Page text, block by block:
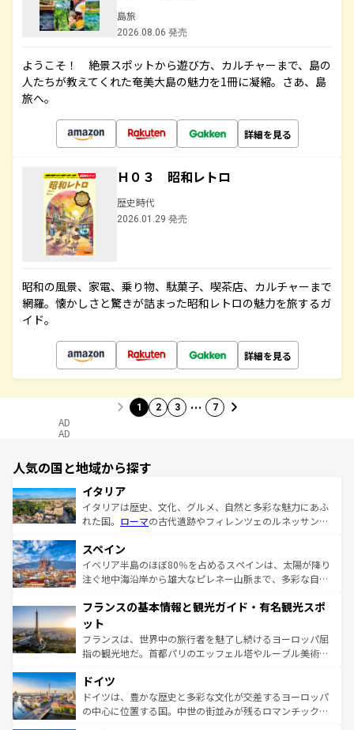
島旅
2026.08.06 発売
ようこそ！ 絶景スポットから遊び方、カルチャーまで、島の
人たちが教えてくれた奄美大島の魅力を1冊に凝縮。さあ、島
旅へ。
詳細を見る
Ｈ０３ 昭和レトロ
歴史時代
2026.01.29 発売
昭和の風景、家電、乗り物、駄菓子、喫茶店、カルチャーまで
網羅。懐かしさと驚きが詰まった昭和レトロの魅力を旅するガ
イド。
詳細を見る
1 2 3 … 7
AD
AD
人気の国と地域から探す
イタリア
イタリアは歴史、文化、グルメ、自然と多彩な魅力にあふ
れた国。 ローマの古代遺跡やフィレンツェのルネッサンス
ろん、トスカーナの美しい田園風景やアマルフィ海岸の絶
景など、自然景観も見逃せない。観光の合間には、本場の
ピザやパスタなど、絶品のイタリア料理を堪能することも
ませてくれるイタリアで、忘れられない旅をしてみよう！
なお、新着のイタリア情報は
しい。
スペイン
イベリア半島のほぼ80％を占めるスペインは、太陽が降り
注ぐ地中海沿岸から雄大なピレネー山脈まで、多彩な自然
文化が根付くこの国では、情熱的なフラメンコ、熱気あふ
れる闘牛、そして美味しいタパスが生活の一部となってい
る。首都マドリードの洗練された雰囲気や、バルセロナの
アートに溢れた街角から、地方では古代ローマ遺跡や中世
せる。地方によって風土や気候が異なるスペインはその個
性で訪れる人を魅了する。 なお、新着のスペイン情報は コ
ンテンツ一覧を参照してほしい。
フランスの基本情報と観光ガイド・有名観光スポ
ット
フランスは、世界中の旅行者を魅了し続けるヨーロッパ屈
指の観光地だ。首都パリのエッフェル塔やルーブル美術館
で、幅広い魅力が詰まっている。華麗な宮殿、歴史的な大
聖堂、美しいビーチ、そして豊かな自然が、訪れる者を心
から魅了する。また、フランスは美食の国としても知ら
ドイツ
ドイツは、豊かな歴史と多彩な文化が交差するヨーロッパ
の中心に位置する国。中世の街並みが残るロマンチック街